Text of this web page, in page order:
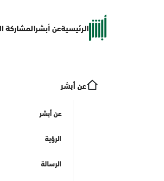
الرئيسيةعن أبشرالمشاركة
عن أبشر
عن أبشر
الرؤية
الرسالة